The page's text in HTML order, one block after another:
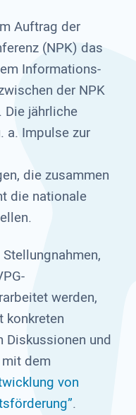
Auftrag der
(NPK) das
Informations-
der NPK
jährliche
a. Impulse zur
die zusammen
die nationale
werden,
konkreten
Diskussionen und
dem
von
.